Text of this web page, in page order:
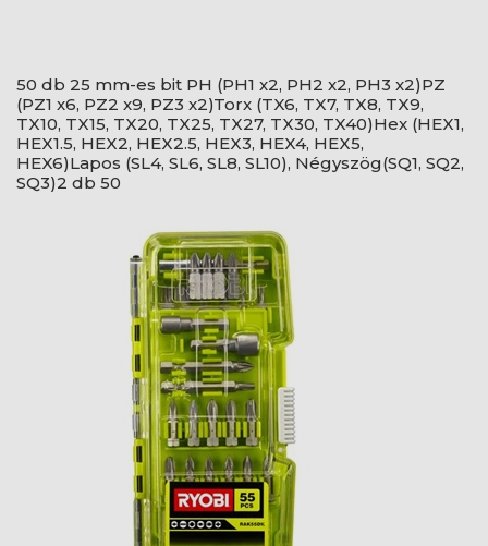
50 db 25 mm-es bit PH (PH1 x2, PH2 x2, PH3 x2)PZ
(PZ1 x6, PZ2 x9, PZ3 x2)Torx (TX6, TX7, TX8, TX9,
TX10, TX15, TX20, TX25, TX27, TX30, TX40)Hex (HEX1,
HEX1.5, HEX2, HEX2.5, HEX3, HEX4, HEX5,
HEX6)Lapos (SL4, SL6, SL8, SL10), Négyszög(SQ1, SQ2,
SQ3)2 db 50